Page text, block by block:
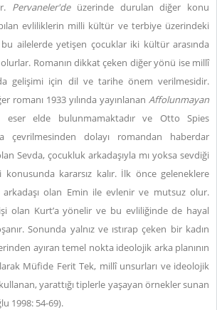
Pervaneler'deüzerinde durulan diğer konu
evliliklerin milli kültür ve terbiye üzerindeki
ailelerde yetişen çocuklar iki kültür arasında
olurlar. Romanın dikkat çeken diğer yönü ise millî
gelişimi için dil ve tarihe önem verilmesidir.
romanı 1933 yılında yayınlanan Affolunmayan
eser elde bulunmamaktadır ve Otto Spies
çevrilmesinden dolayı romandan haberdar
Sevda, çocukluk arkadaşıyla mı yoksa sevdiği
konusunda kararsız kalır. İlk önce geleneklere
arkadaşı olan Emin ile evlenir ve mutsuz olur.
olan Kurt’a yönelir ve bu evliliğinde de hayal
Sonunda yalnız ve ıstırap çeken bir kadın
ayıran temel nokta ideolojik arka planının
Müfide Ferit Tek, millî unsurları ve ideolojik
yarattığı tiplerle yaşayan örnekler sunan
1998: 54-69).